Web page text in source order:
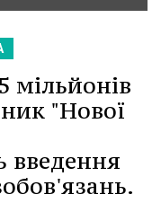
мільйонів
"Нової
введення